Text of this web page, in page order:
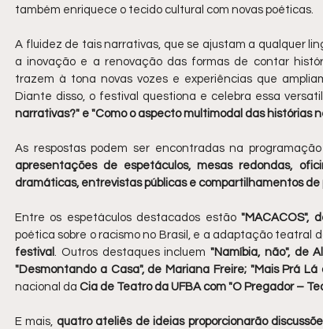
também enriquece o tecido cultural com novas poéticas.
A fluidez de tais narrativas, que se ajustam a qualquer
a inovação e a renovação das formas de contar
trazem à tona novas vozes e experiências que
Diante disso, o festival questiona e celebra essa
narrativas?" e "Como o aspecto multimodal das histórias
apresentações de espetáculos, mesas redondas,
dramáticas, entrevistas públicas e compartilhamentos de
Entre os espetáculos destacados estão "MACACOS",
poética sobre o racismo no Brasil, e a adaptação teatral
festival . Outros destaques incluem "Namíbia, não", de
"Desmontando a Casa", de Mariana Freire; "Mais Prá
nacional da Cia de Teatro da UFBA com "O Pregador –
E mais, quatro ateliês de ideias proporcionarão